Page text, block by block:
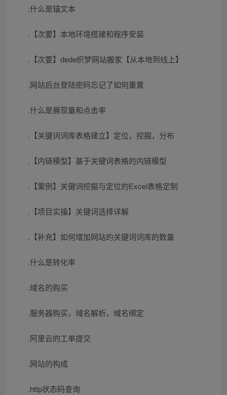
.什么是锚文本
.【次要】本地环境搭建和程序安装
.【次要】dede织梦网站搬家【从本地到线上】
.网站后台登陆密码忘记了如何重置
.什么是展现量和点击率
.【关键词词库表格建立】定位，挖掘，分布
.【内链模型】基于关键词表格的内链模型
.【案例】关键词挖掘与定位的Excel表格定制
.【项目实操】关键词选择详解
.【补充】如何增加网站的关键词词库的数量
.什么是转化率
.域名的购买
.服务器购买，域名解析，域名绑定
.阿里云的工单提交
.网站的构成
.http状态码查询